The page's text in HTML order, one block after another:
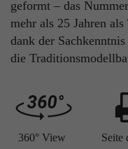
geformt – das
mehr als 25 Jahren
dank der
die
360° View Seite